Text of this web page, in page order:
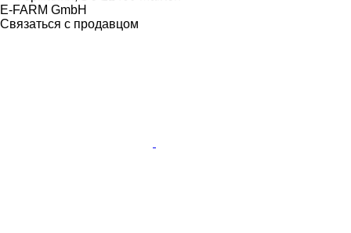
E-FARM GmbH
Связаться с продавцом